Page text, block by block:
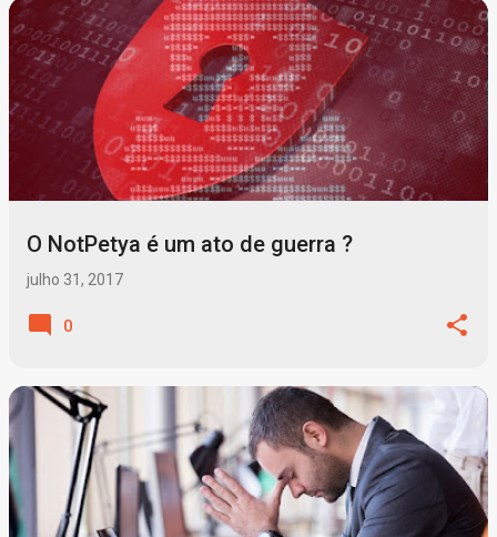
P
s
O NotPetya é um ato de guerra ?
julho 31, 2017
0